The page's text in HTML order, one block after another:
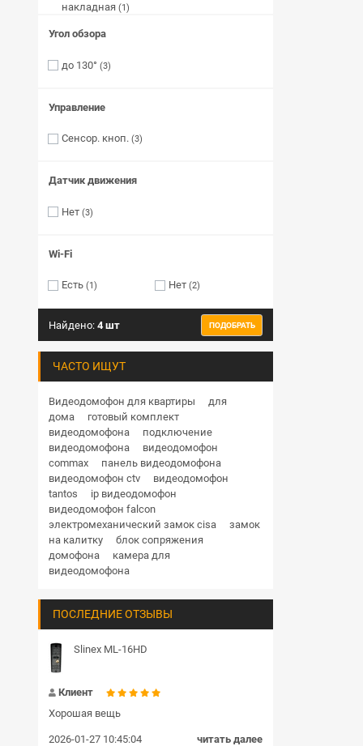
накладная(1)
Угол обзора
до 130°(3)
Управление
Сенсор. кноп.(3)
Датчик движения
Нет(3)
Wi-Fi
Есть(1) Нет(2)
Найдено: 4 шт ПОДОБРАТЬ
ЧАСТО ИЩУТ
Видеодомофон для квартиры
для
дома
готовый комплект
видеодомофона
подключение
видеодомофона
видеодомофон
commax
панель видеодомофона
видеодомофон ctv
видеодомофон
tantos
ip видеодомофон
видеодомофон falcon
электромеханический замок cisa
замок
на калитку
блок сопряжения
домофона
камера для
видеодомофона
ПОСЛЕДНИЕ ОТЗЫВЫ
Slinex ML-16HD
Клиент
Хорошая вещь
2026-01-27 10:45:04 читать далее